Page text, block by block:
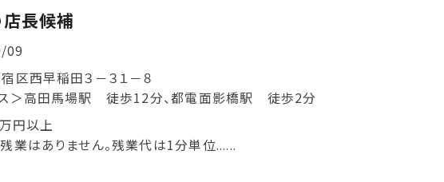
長候補
09
区西早稲田３－３１－８
ス＞高田馬場駅 徒歩12分、都電面影橋駅 徒歩2分
円以上
業はありません。残業代は1分単位......